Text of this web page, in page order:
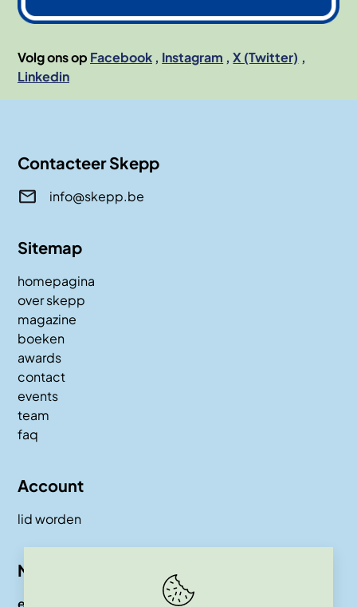
Volg ons op Facebook Instagram
X (Twitter)
Linkedin
Contacteer Skepp
info@skepp.be
Sitemap
homepagina
over skepp
magazine
boeken
awards
contact
events
team
faq
Account
lid worden
Nieuwsbrief
e-mail